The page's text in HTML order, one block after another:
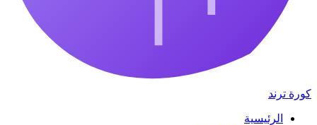
كورة ترند
الرئيسية